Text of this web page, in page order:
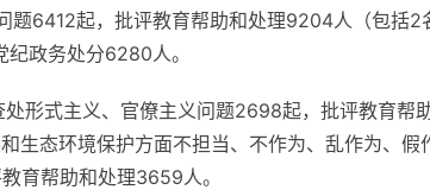
题6412起，批评教育帮助和处理9204人（包括
政务处分6280人。
形式主义、官僚主义问题2698起，批评教育帮
生态环境保护方面不担当、不作为、乱作为、假
育帮助和处理3659人。